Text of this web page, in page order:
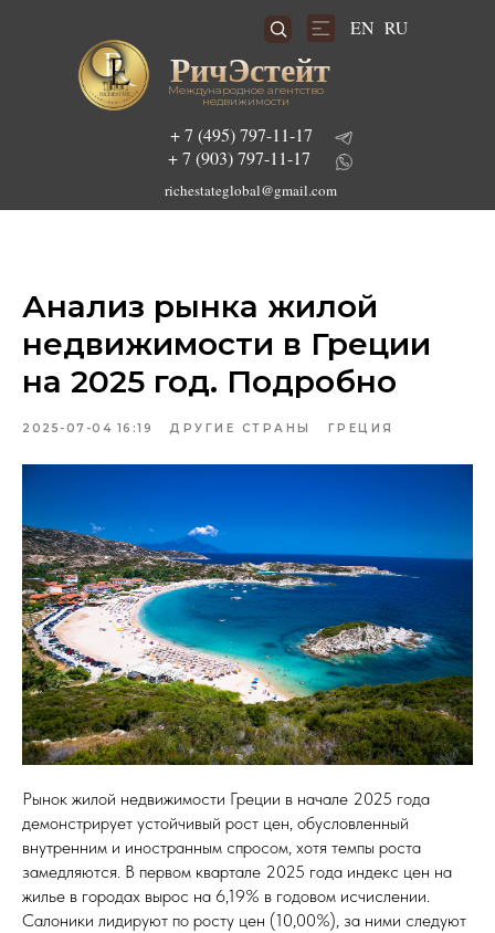
Международное агентство
недвижимости
РичЭстейт
+ 7 (903) 797-11-17
+ 7 (495) 797-11-17
richestateglobal@gmail.com
EN RU
Анализ рынка жилой
недвижимости в Греции
на 2025 год. Подробно
2025-07-04 16:19 ДРУГИЕ СТРАНЫ ГРЕЦИЯ
Рынок жилой недвижимости Греции в начале 2025 года
демонстрирует устойчивый рост цен, обусловленный
внутренним и иностранным спросом, хотя темпы роста
замедляются. В первом квартале 2025 года индекс цен на
жилье в городах вырос на 6,19% в годовом исчислении.
Салоники лидируют по росту цен (10,00%), за ними следуют